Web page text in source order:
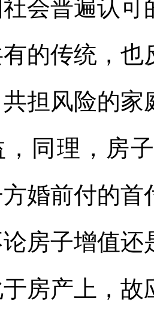
会普遍认
的传统，
担风险的家
，同理，房
婚前付的首
房子增值还
房产上，